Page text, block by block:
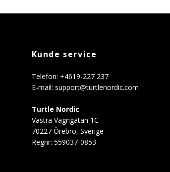
Kunde service
Telefon: +4619-227 237
E-mail: support@turtlenordic.com
Turtle Nordic
Västra Vagngatan 1C
70227 Örebro, Sverige
Regnr: 559037-0853